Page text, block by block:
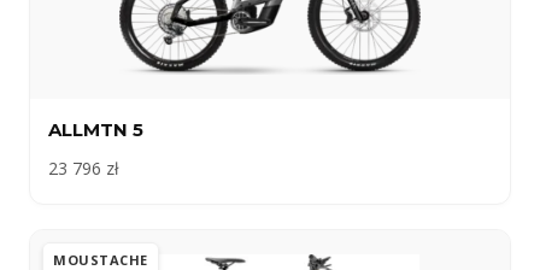
ALLMTN 5
23 796 zł
MOUSTACHE